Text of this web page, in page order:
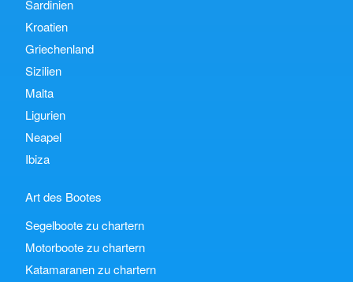
Sardinien
Kroatien
Griechenland
Sizilien
Malta
Ligurien
Neapel
Ibiza
Art des Bootes
Segelboote zu chartern
Motorboote zu chartern
Katamaranen zu chartern